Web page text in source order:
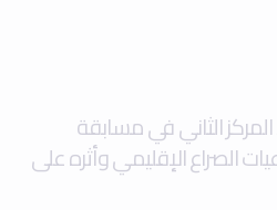
الثاني في مسابقة
الصراع الإقليمي وأثره على